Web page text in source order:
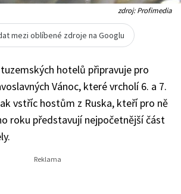
zdroj: Profimedia
mezi oblíbené zdroje na Googlu
hotelů připravuje pro
Vánoc, které vrcholí 6. a 7.
vstříc hostům z Ruska, kteří pro ně
roku představují nejpočetnější část